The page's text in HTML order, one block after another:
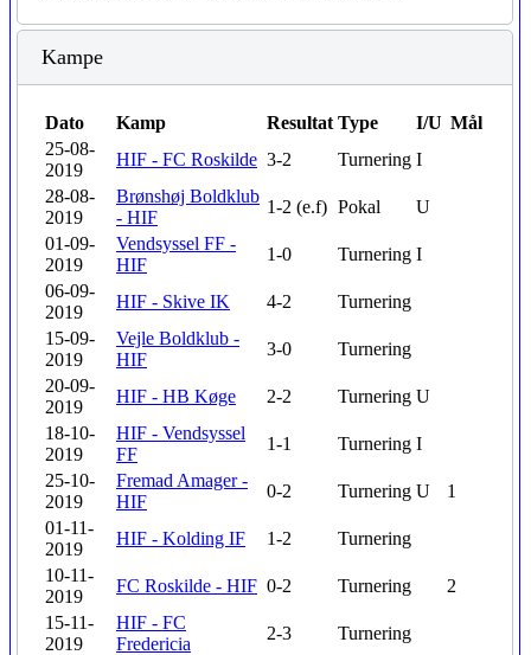
Kampe
Dato Kamp Resultat Type I/U Mål
25-08-
2019
HIF - FC Roskilde 3-2 Turnering I
28-08-
2019
Brønshøj Boldklub
- HIF
1-2 (e.f) Pokal
U
01-09-
2019
Vendsyssel FF -
HIF
1-0 Turnering I
06-09-
2019
HIF - Skive IK 4-2
Turnering
15-09-
2019
Vejle Boldklub -
HIF
3-0
Turnering
20-09-
2019
HIF - HB Køge 2-2 Turnering U
18-10-
2019
HIF - Vendsyssel
FF
1-1 Turnering I
25-10-
2019
Fremad Amager -
HIF
0-2 Turnering U
1
01-11-
2019
HIF - Kolding IF 1-2
Turnering
10-11-
2019
FC Roskilde - HIF 0-2 Turnering
2
15-11-
2019
HIF - FC
Fredericia
2-3
Turnering